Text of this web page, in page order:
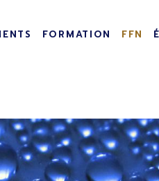
FORMATION FFN